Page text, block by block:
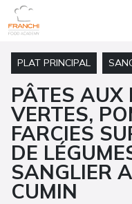
PLAT PRINCIPAL
PÂTES AUX
VERTES,
FARCIES
DE
SANGLIER
CUMIN